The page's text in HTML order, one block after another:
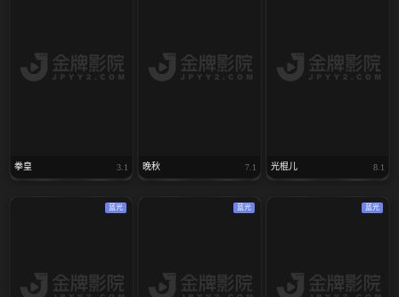
拳皇 3.1 晚秋 7.1 光棍儿 8.1
蓝光 蓝光 蓝光